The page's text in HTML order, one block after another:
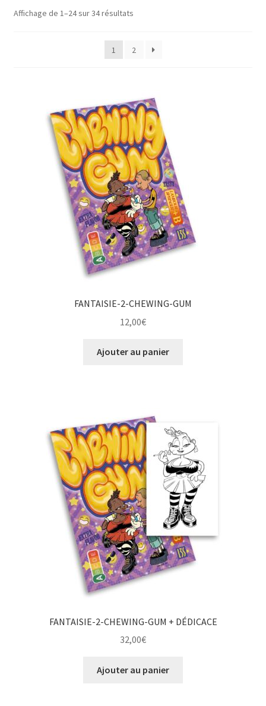
À propos
Politique de confidentialité
Affichage de 1–24 sur 34 résultats
1 2
FANTAISIE-2-CHEWING-GUM
12,00€
Ajouter au panier
FANTAISIE-2-CHEWING-GUM + DÉDICACE
32,00€
Ajouter au panier